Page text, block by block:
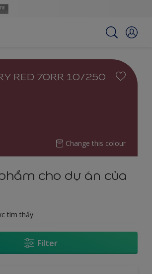
RED 70RR 10/250
Change this colour
cho dự án của
tìm thấy
Filter